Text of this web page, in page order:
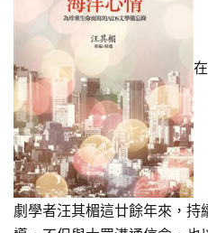
劇學者汪其楣這廿餘年來，